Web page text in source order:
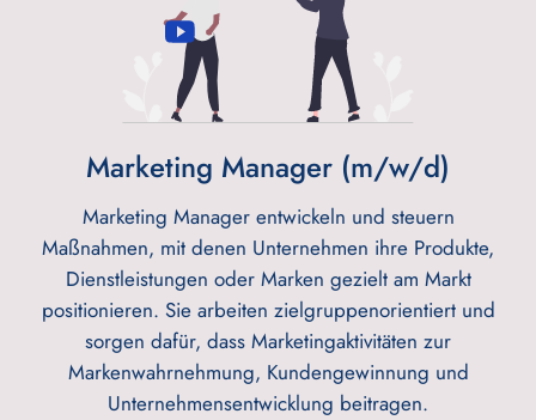
Marketing Manager (m/w/d)
Marketing Manager entwickeln und steuern
Maßnahmen, mit denen Unternehmen ihre Produkte,
Dienstleistungen oder Marken gezielt am Markt
positionieren. Sie arbeiten zielgruppenorientiert und
sorgen dafür, dass Marketingaktivitäten zur
Markenwahrnehmung, Kundengewinnung und
Unternehmensentwicklung beitragen.